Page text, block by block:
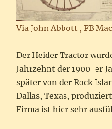
Via John Abbott , FB
Der Heider Tractor
Jahrzehnt der 1900-er
später von der Rock
Dallas, Texas,
Firma ist hier sehr